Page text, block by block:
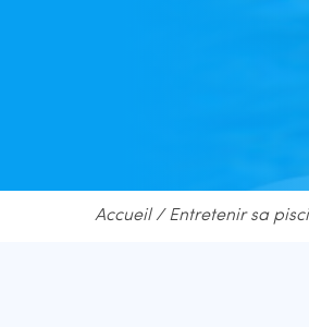
Accueil/ Entretenir sa